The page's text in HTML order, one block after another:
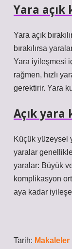
Yara açık
Yara açık
bırakılırsa
Yara iyileşmesi
rağmen, hızlı
gerektirir. Yara
Açık yara
Küçük yüzeysel
yaralar
yaralar: Büyük
komplikasyon
aya kadar
Tarih: Makaleler